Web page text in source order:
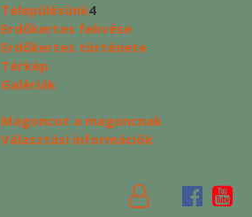
Településünk4
Erdőkertes fekvése
Erdőkertes története
Térkép
Galériák
Magoncot a magoncnak
Választási információk